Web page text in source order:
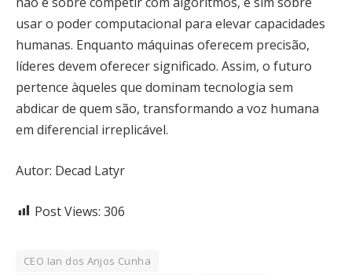
usar o poder computacional para elevar capacidades
humanas. Enquanto máquinas oferecem precisão,
líderes devem oferecer significado. Assim, o futuro
pertence àqueles que dominam tecnologia sem
abdicar de quem são, transformando a voz humana
em diferencial irreplicável.
Autor: Decad Latyr
Post Views: 306
CEO Ian dos Anjos Cunha